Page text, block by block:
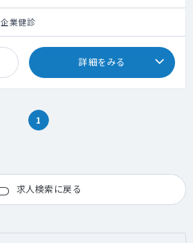
企業健診
詳細をみる
1
求人検索に戻る